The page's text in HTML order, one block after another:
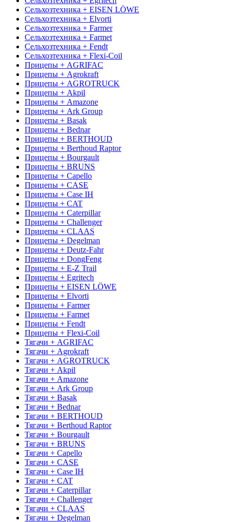
Сельхозтехника + EISEN LÖWE
Сельхозтехника + Elvorti
Сельхозтехника + Farmer
Сельхозтехника + Farmet
Сельхозтехника + Fendt
Сельхозтехника + Flexi-Coil
Прицепы + AGRIFAC
Прицепы + Agrokraft
Прицепы + AGROTRUCK
Прицепы + Akpil
Прицепы + Amazone
Прицепы + Ark Group
Прицепы + Basak
Прицепы + Bednar
Прицепы + BERTHOUD
Прицепы + Berthoud Raptor
Прицепы + Bourgault
Прицепы + BRUNS
Прицепы + Capello
Прицепы + CASE
Прицепы + Case IH
Прицепы + CAT
Прицепы + Caterpillar
Прицепы + Challenger
Прицепы + CLAAS
Прицепы + Degelman
Прицепы + Deutz-Fahr
Прицепы + DongFeng
Прицепы + E-Z Trail
Прицепы + Egritech
Прицепы + EISEN LÖWE
Прицепы + Elvorti
Прицепы + Farmer
Прицепы + Farmet
Прицепы + Fendt
Прицепы + Flexi-Coil
Тягачи + AGRIFAC
Тягачи + Agrokraft
Тягачи + AGROTRUCK
Тягачи + Akpil
Тягачи + Amazone
Тягачи + Ark Group
Тягачи + Basak
Тягачи + Bednar
Тягачи + BERTHOUD
Тягачи + Berthoud Raptor
Тягачи + Bourgault
Тягачи + BRUNS
Тягачи + Capello
Тягачи + CASE
Тягачи + Case IH
Тягачи + CAT
Тягачи + Caterpillar
Тягачи + Challenger
Тягачи + CLAAS
Тягачи + Degelman